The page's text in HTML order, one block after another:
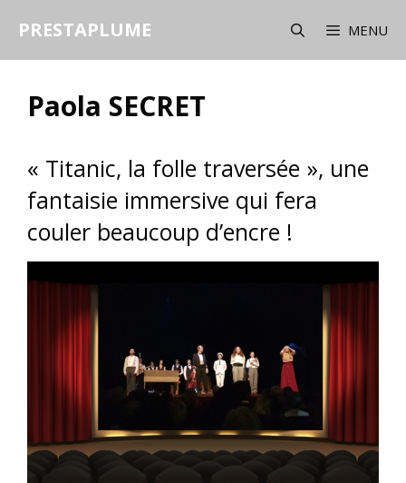
PRESTAPLUME MENU
Paola SECRET
« Titanic, la folle traversée », une
fantaisie immersive qui fera
couler beaucoup d’encre !